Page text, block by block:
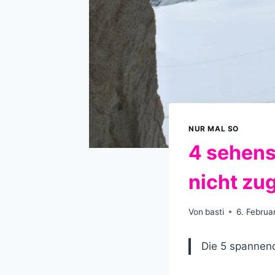
NUR MAL SO
4
nicht
Von basti 6.
Die 5